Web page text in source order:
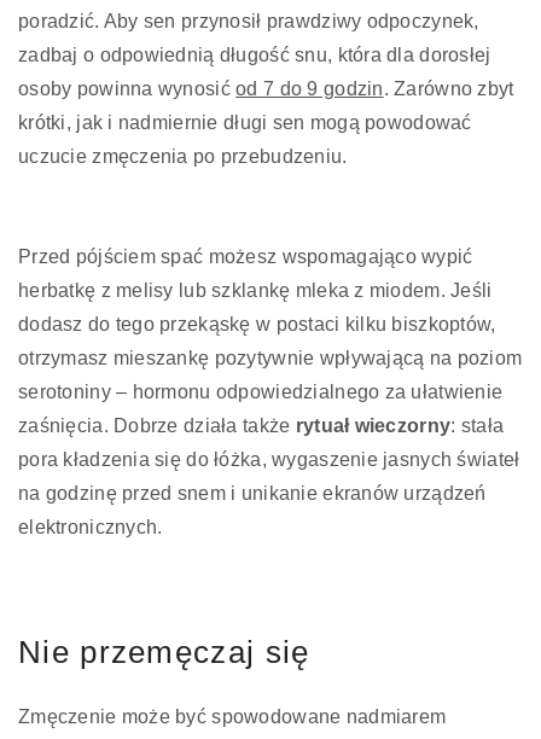
poradzić. Aby sen przynosił prawdziwy odpoczynek,
zadbaj o odpowiednią długość snu, która dla dorosłej
osoby powinna wynosićod 7 do 9 godzin. Zarówno zbyt
krótki, jak i nadmiernie długi sen mogą powodować
uczucie zmęczenia po przebudzeniu.
Przed pójściem spać możesz wspomagająco wypić
herbatkę z melisy lub szklankę mleka z miodem. Jeśli
dodasz do tego przekąskę w postaci kilku biszkoptów,
otrzymasz mieszankę pozytywnie wpływającą na poziom
serotoniny – hormonu odpowiedzialnego za ułatwienie
zaśnięcia. Dobrze działa także rytuał wieczorny: stała
pora kładzenia się do łóżka, wygaszenie jasnych świateł
na godzinę przed snem i unikanie ekranów urządzeń
elektronicznych.
Nie przemęczaj się
Zmęczenie może być spowodowane nadmiarem